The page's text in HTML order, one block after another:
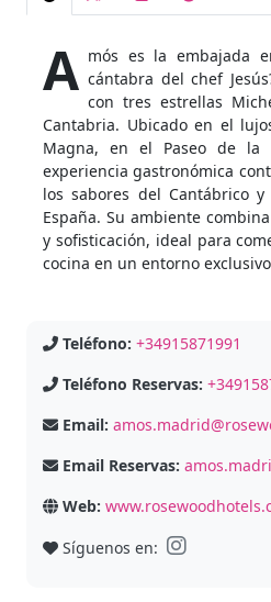
A mós es la embajada
cántabra del chef
con tres estrellas
Cantabria. Ubicado en el
Magna, en el Paseo de la
experiencia gastronómica
los sabores del Cantábrico
España. Su ambiente
y sofisticación, ideal para
cocina en un entorno exclusivo
Teléfono: +34915871991
Teléfono Reservas:
Email:
Email Reservas:
Web:
Síguenos en: